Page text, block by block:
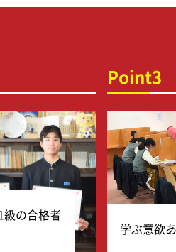
の合格者
Point3
学ぶ意欲